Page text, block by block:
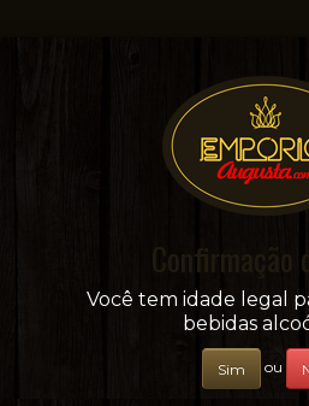
Sua conveniência e adega on-
+ BEBIDAS
Confirmação
Você tem idade legal
bebidas
Sim ou